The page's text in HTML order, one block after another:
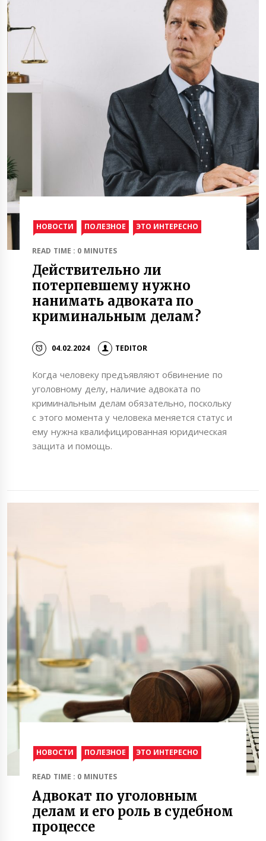
НОВОСТИ ПОЛЕЗНОЕ ЭТО ИНТЕРЕСНО
READ TIME : 0 MINUTES
Действительно ли
потерпевшему нужно
нанимать адвоката по
криминальным делам?
04.02.2024 TEDITOR
Когда человеку предъявляют обвинение по
уголовному делу, наличие адвоката по
криминальным делам обязательно, поскольку
с этого момента у человека меняется статус и
ему нужна квалифицированная юридическая
защита и помощь.
НОВОСТИ ПОЛЕЗНОЕ ЭТО ИНТЕРЕСНО
READ TIME : 0 MINUTES
Адвокат по уголовным
делам и его роль в судебном
процессе